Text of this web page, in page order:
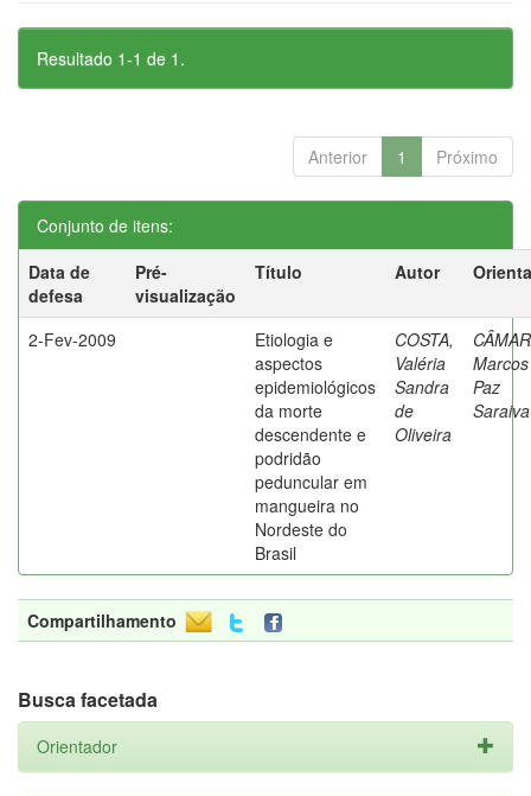
Resultado 1-1 de 1.
Anterior 1 Próximo
Conjunto de itens:
Data de
defesa
Pré-
visualização
Título Autor
2-Fev-2009
Etiologia e
aspectos
epidemiológicos
da morte
descendente e
podridão
peduncular em
mangueira no
Nordeste do
Brasil
COSTA,
Valéria
Sandra
de
Oliveira
Marcos
Paz
Saraiva
Compartilhamento
Busca facetada
Orientador